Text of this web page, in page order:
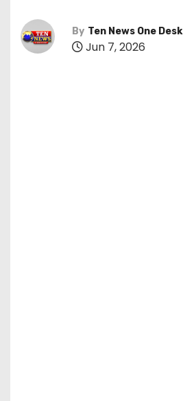
By Ten News One Desk
Jun 7, 2026